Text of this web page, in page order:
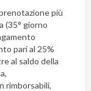
più
(35° giorno
pari al 25%
al saldo della
rimborsabili,